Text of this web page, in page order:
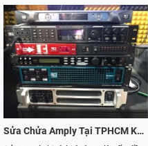
pioneer hay thường gặp và cách sửa
chữa theo thông tin dưới đây.
thưởng thức âm nhạc. Do đó mà nền
âm nhạc ở nước ta đang ngày càng
phát triển. Việc phát triển nền âm
nhạc này nhằm phục vụ việc thư giãn
và giải trí cho con người. Bạn sẽ cảm
thấy thế nào khi mà chiếc amply của
bạn bị hỏng? Chắc hẳn sẽ rất là khó
chịu đúng không?Thiết bị amply
được biết đến là một thiết bị được sử
dụng để phục vụ cho âm nhạc. Nếu
Sửa Chửa Amply Tại TPHCM Khi Bị Rè, Bị Ù